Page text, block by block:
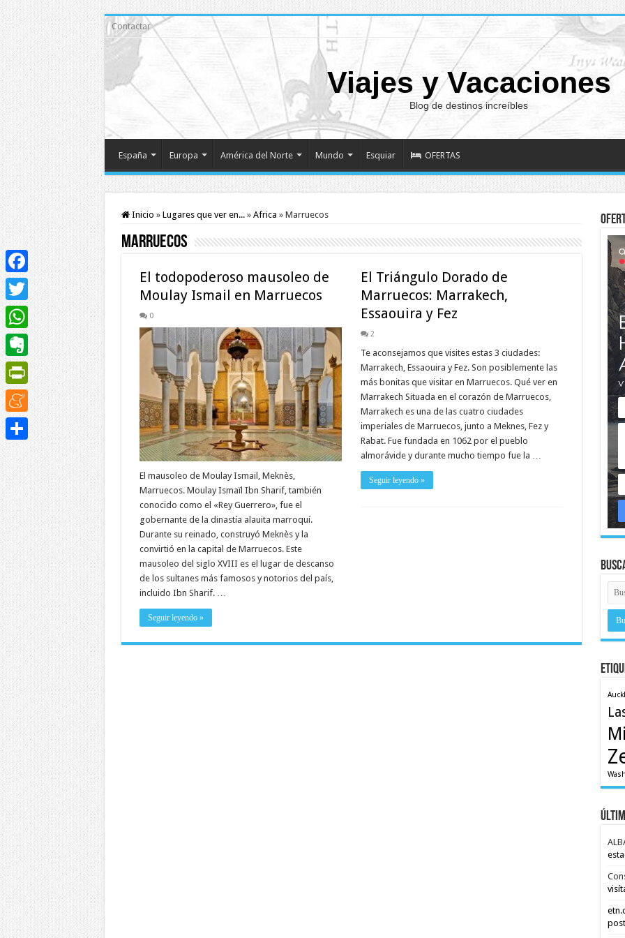
Contactar
Viajes y Vacaciones
Blog de destinos increíbles
España Europa América del Norte Mundo Esquiar OFERTAS
Inicio » Lugares que ver en... » Africa » Marruecos
Marruecos
El todopoderoso mausoleo de
Moulay Ismail en Marruecos
0
El mausoleo de Moulay Ismail, Meknès,
Marruecos. Moulay Ismaïl Ibn Sharif, también
conocido como el «Rey Guerrero», fue el
gobernante de la dinastía alauita marroquí.
Durante su reinado, construyó Meknès y la
convirtió en la capital de Marruecos. Este
mausoleo del siglo XVIII es el lugar de descanso
de los sultanes más famosos y notorios del país,
incluido Ibn Sharif. …
Seguir leyendo »
El Triángulo Dorado de
Marruecos: Marrakech,
Essaouira y Fez
2
Te aconsejamos que visites estas 3 ciudades:
Marrakech, Essaouira y Fez. Son posiblemente las
más bonitas que visitar en Marruecos. Qué ver en
Marrakech Situada en el corazón de Marruecos,
Marrakech es una de las cuatro ciudades
imperiales de Marruecos, junto a Meknes, Fez y
Rabat. Fue fundada en 1062 por el pueblo
almorávide y durante mucho tiempo fue la …
Seguir leyendo »
Facebook
Twitter
WhatsApp
Evernote
PrintFriendly
Meneame
Compartir